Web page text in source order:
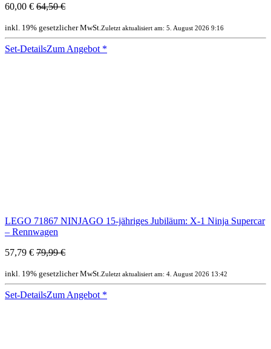
60,00 € 64,50 €
inkl. 19% gesetzlicher MwSt. Zuletzt aktualisiert am: 5. August 2026 9:16
Set-DetailsZum Angebot *
LEGO 71867 NINJAGO 15-jähriges Jubiläum: X-1 Ninja Supercar
– Rennwagen
57,79 € 79,99 €
inkl. 19% gesetzlicher MwSt. Zuletzt aktualisiert am: 4. August 2026 13:42
Set-DetailsZum Angebot *